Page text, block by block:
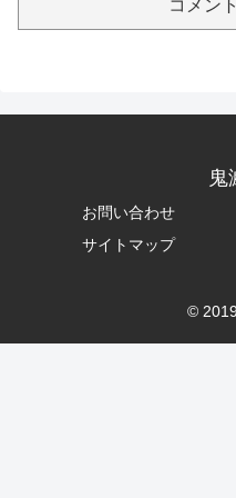
コメン
鬼
お問い合わせ
サイトマップ
©